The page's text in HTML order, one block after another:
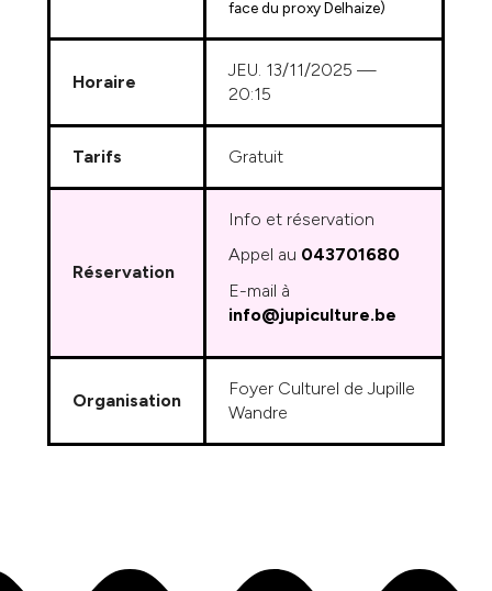
face du proxy Delhaize)
Horaire
JEU. 13/11/2025 —
20:15
Tarifs Gratuit
Réservation
Info et réservation
Appel au 043701680
E-mail à
info@jupiculture.be
Organisation
Foyer Culturel de Jupille
Wandre